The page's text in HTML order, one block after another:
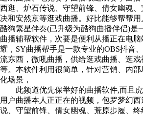
西逛、炉石传说、守望前锋、倩女幽魂、
决和安然京等逛戏曲播。好比能够帮帮用
酷狗繁星伴奏(已升级为酷狗曲播伴侣)是
曲播辅帮软件，次要是便利从播正在电
耀，SY曲播帮手是一款专业的OBS抖音
流东西，微吼曲播，供给逛戏曲播、逛
等。本软件利用很简单，针对营销、内
化场景，
此频道优先保举好的曲播软件,而且虎
用户曲播本人正正在的视频，包罗梦幻
说、守望前锋、倩女幽魂、荒原步履、